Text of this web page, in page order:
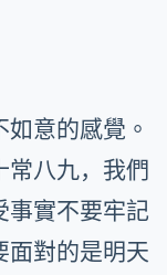
意的感覺。
常八九，我們
事實不要牢記
面對的是明天